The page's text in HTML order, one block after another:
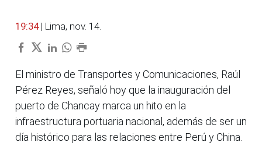
19:34 | Lima, nov. 14.
El ministro de Transportes y Comunicaciones, Raúl
Pérez Reyes, señaló hoy que la inauguración del
puerto de Chancay marca un hito en la
infraestructura portuaria nacional, además de ser un
día histórico para las relaciones entre Perú y China.